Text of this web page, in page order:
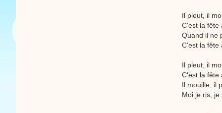
Il pleut, il
C'est la fête
Quand il ne
C'est la fête
Il pleut, il
C'est la fête
Il mouille, il
Moi je ris, je